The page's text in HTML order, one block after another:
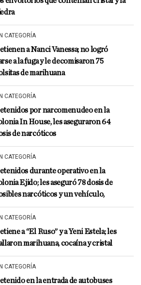
CATEGORÍA
a Nanci Vanessa; no logró
a la fuga y le decomisaron 75
de marihuana
CATEGORÍA
por narcomenudeo en la
In House, les aseguraron 64
de narcóticos
CATEGORÍA
durante operativo en la
Ejido; les aseguró 78 dosis de
narcóticos y un vehículo,
CATEGORÍA
a “El Ruso” y a Yeni Estela; les
marihuana, cocaína y cristal
CATEGORÍA
en la entrada de autobuses